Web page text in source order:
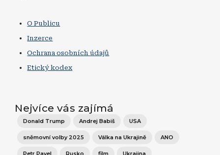
O Publicu
Inzerce
Ochrana osobních údajů
Etický kodex
Nejvíce vás zajímá
Donald Trump Andrej Babiš USA
sněmovní volby 2025 Válka na Ukrajině ANO
Petr Pavel Rusko film Ukrajina